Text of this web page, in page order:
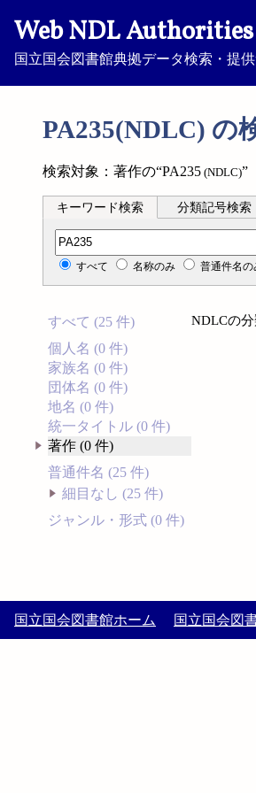
Web NDL Authorities
国立国会図書館典拠データ検索・提
PA235(NDLC) の
検索対象：著作の“PA235 (NDLC)”
キーワード検索 分類記号検索
分類記号検索
すべて 名称のみ 普通件名の
すべて (25 件)
個人名 (0 件)
家族名 (0 件)
団体名 (0 件)
地名 (0 件)
統一タイトル (0 件)
著作 (0 件)
普通件名 (25 件)
細目なし (25 件)
ジャンル・形式 (0 件)
NDLCの
国立国会図書館ホーム 国立国会図